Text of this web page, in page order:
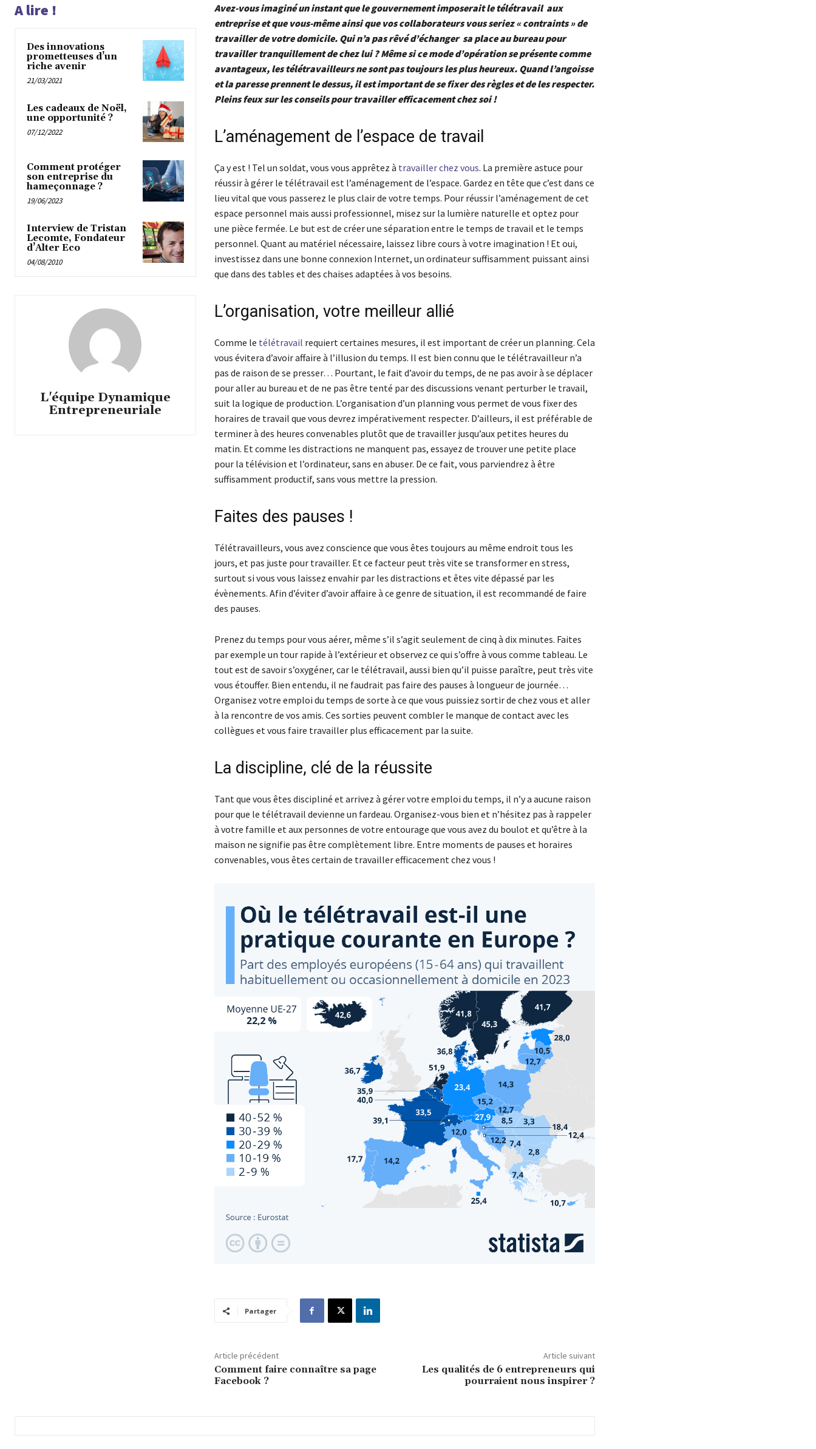
A lire !
Des innovations
prometteuses d’un
riche avenir
21/03/2021
Les cadeaux de Noël,
une opportunité ?
07/12/2022
Comment protéger
son entreprise du
hameçonnage ?
19/06/2023
Interview de Tristan
Lecomte, Fondateur
d’Alter Eco
04/08/2010
L'équipe Dynamique
Entrepreneuriale
Avez-vous imaginé un instant que le gouvernement imposerait le télétravail aux
entreprise et que vous-même ainsi que vos collaborateurs vous seriez « contraints » de
travailler de votre domicile. Qui n’a pas rêvé d’échanger sa place au bureau pour
travailler tranquillement de chez lui ? Même si ce mode d’opération se présente comme
avantageux, les télétravailleurs ne sont pas toujours les plus heureux. Quand l’angoisse
et la paresse prennent le dessus, il est important de se fixer des règles et de les respecter.
Pleins feux sur les conseils pour travailler efficacement chez soi !
L’aménagement de l’espace de travail
Ça y est ! Tel un soldat, vous vous apprêtez à travailler chez vous. La première astuce pour
réussir à gérer le télétravail est l’aménagement de l’espace. Gardez en tête que c’est dans ce
lieu vital que vous passerez le plus clair de votre temps. Pour réussir l’aménagement de cet
espace personnel mais aussi professionnel, misez sur la lumière naturelle et optez pour
une pièce fermée. Le but est de créer une séparation entre le temps de travail et le temps
personnel. Quant au matériel nécessaire, laissez libre cours à votre imagination ! Et oui,
investissez dans une bonne connexion Internet, un ordinateur suffisamment puissant ainsi
que dans des tables et des chaises adaptées à vos besoins.
L’organisation, votre meilleur allié
Comme le télétravail requiert certaines mesures, il est important de créer un planning. Cela
vous évitera d’avoir affaire à l’illusion du temps. Il est bien connu que le télétravailleur n’a
pas de raison de se presser… Pourtant, le fait d’avoir du temps, de ne pas avoir à se déplacer
pour aller au bureau et de ne pas être tenté par des discussions venant perturber le travail,
suit la logique de production. L’organisation d’un planning vous permet de vous fixer des
horaires de travail que vous devrez impérativement respecter. D’ailleurs, il est préférable de
terminer à des heures convenables plutôt que de travailler jusqu’aux petites heures du
matin. Et comme les distractions ne manquent pas, essayez de trouver une petite place
pour la télévision et l’ordinateur, sans en abuser. De ce fait, vous parviendrez à être
suffisamment productif, sans vous mettre la pression.
Faites des pauses !
Télétravailleurs, vous avez conscience que vous êtes toujours au même endroit tous les
jours, et pas juste pour travailler. Et ce facteur peut très vite se transformer en stress,
surtout si vous vous laissez envahir par les distractions et êtes vite dépassé par les
évènements. Afin d’éviter d’avoir affaire à ce genre de situation, il est recommandé de faire
des pauses.
Prenez du temps pour vous aérer, même s’il s’agit seulement de cinq à dix minutes. Faites
par exemple un tour rapide à l’extérieur et observez ce qui s’offre à vous comme tableau. Le
tout est de savoir s’oxygéner, car le télétravail, aussi bien qu’il puisse paraître, peut très vite
vous étouffer. Bien entendu, il ne faudrait pas faire des pauses à longueur de journée…
Organisez votre emploi du temps de sorte à ce que vous puissiez sortir de chez vous et aller
à la rencontre de vos amis. Ces sorties peuvent combler le manque de contact avec les
collègues et vous faire travailler plus efficacement par la suite.
La discipline, clé de la réussite
Tant que vous êtes discipliné et arrivez à gérer votre emploi du temps, il n’y a aucune raison
pour que le télétravail devienne un fardeau. Organisez-vous bien et n’hésitez pas à rappeler
à votre famille et aux personnes de votre entourage que vous avez du boulot et qu’être à la
maison ne signifie pas être complètement libre. Entre moments de pauses et horaires
convenables, vous êtes certain de travailler efficacement chez vous !
Partager
Article précédent
Comment faire connaître sa page
Facebook ?
Article suivant
Les qualités de 6 entrepreneurs qui
pourraient nous inspirer ?